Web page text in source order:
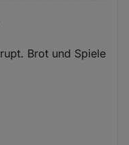
Brot und Spiele